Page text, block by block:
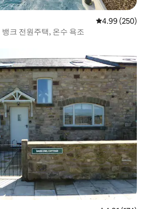
평점 4.99점(5
4.99 (250)
크 전원주택, 온수 욕조